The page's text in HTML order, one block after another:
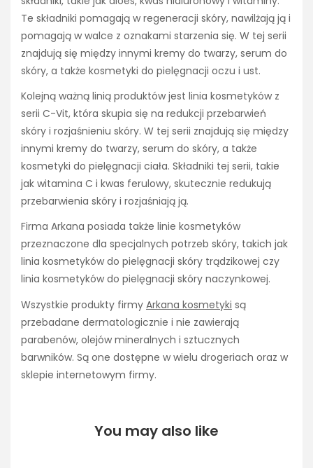
Te składniki pomagają w regeneracji skóry, nawilżają ją i
pomagają w walce z oznakami starzenia się. W tej serii
znajdują się między innymi kremy do twarzy, serum do
skóry, a także kosmetyki do pielęgnacji oczu i ust.
Kolejną ważną linią produktów jest linia kosmetyków z
serii C-Vit, która skupia się na redukcji przebarwień
skóry i rozjaśnieniu skóry. W tej serii znajdują się między
innymi kremy do twarzy, serum do skóry, a także
kosmetyki do pielęgnacji ciała. Składniki tej serii, takie
jak witamina C i kwas ferulowy, skutecznie redukują
przebarwienia skóry i rozjaśniają ją.
Firma Arkana posiada także linie kosmetyków
przeznaczone dla specjalnych potrzeb skóry, takich jak
linia kosmetyków do pielęgnacji skóry trądzikowej czy
linia kosmetyków do pielęgnacji skóry naczynkowej.
Wszystkie produkty firmy Arkana kosmetyki są
przebadane dermatologicznie i nie zawierają
parabenów, olejów mineralnych i sztucznych
barwników. Są one dostępne w wielu drogeriach oraz w
sklepie internetowym firmy.
You may also like